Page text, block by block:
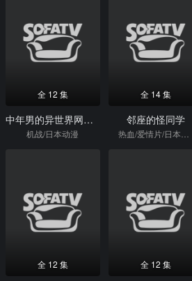
全 12 集
中年男的异世界网购生活
机战/日本动漫
全 14 集
邻座的怪同学
热血/爱情片/日本动漫
全 12 集 全 12 集